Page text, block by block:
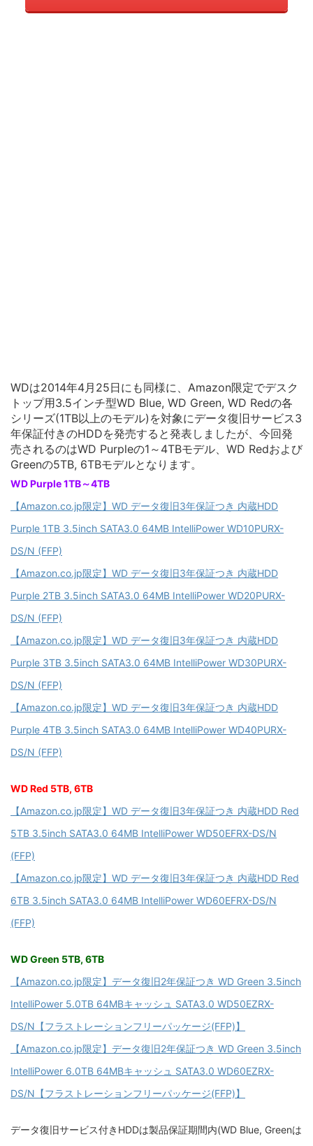
WDは2014年4月25日にも同様に、Amazon限定でデスク
トップ用3.5インチ型WD Blue, WD Green, WD Redの各
シリーズ(1TB以上のモデル)を対象にデータ復旧サービス3
年保証付きのHDDを発売すると発表しましたが、今回発
売されるのはWD Purpleの1～4TBモデル、WD Redおよび
Greenの5TB, 6TBモデルとなります。
WD Purple 1TB～4TB
【Amazon.co.jp限定】WD データ復旧3年保証つき 内蔵HDD
Purple 1TB 3.5inch SATA3.0 64MB IntelliPower WD10PURX-
DS/N (FFP)
【Amazon.co.jp限定】WD データ復旧3年保証つき 内蔵HDD
Purple 2TB 3.5inch SATA3.0 64MB IntelliPower WD20PURX-
DS/N (FFP)
【Amazon.co.jp限定】WD データ復旧3年保証つき 内蔵HDD
Purple 3TB 3.5inch SATA3.0 64MB IntelliPower WD30PURX-
DS/N (FFP)
【Amazon.co.jp限定】WD データ復旧3年保証つき 内蔵HDD
Purple 4TB 3.5inch SATA3.0 64MB IntelliPower WD40PURX-
DS/N (FFP)
WD Red 5TB, 6TB
【Amazon.co.jp限定】WD データ復旧3年保証つき 内蔵HDD Red
5TB 3.5inch SATA3.0 64MB IntelliPower WD50EFRX-DS/N
(FFP)
【Amazon.co.jp限定】WD データ復旧3年保証つき 内蔵HDD Red
6TB 3.5inch SATA3.0 64MB IntelliPower WD60EFRX-DS/N
(FFP)
WD Green 5TB, 6TB
【Amazon.co.jp限定】データ復旧2年保証つき WD Green 3.5inch
IntelliPower 5.0TB 64MBキャッシュ SATA3.0 WD50EZRX-
DS/N【フラストレーションフリーパッケージ(FFP)】
【Amazon.co.jp限定】データ復旧2年保証つき WD Green 3.5inch
IntelliPower 6.0TB 64MBキャッシュ SATA3.0 WD60EZRX-
DS/N【フラストレーションフリーパッケージ(FFP)】
データ復旧サービス付きHDDは製品保証期間内(WD Blue, Greenは